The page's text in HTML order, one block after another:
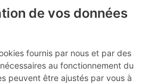
de
Carlit
de vos données
fournis par nous et par des
au fonctionnement du
peuvent être ajustés par vous à